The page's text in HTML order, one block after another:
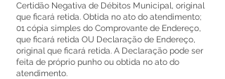
Certidão Negativa de Débitos Municipal, original
que ficará retida. Obtida no ato do atendimento;
01 cópia simples do Comprovante de Endereço,
que ficará retida OU Declaração de Endereço,
original que ficará retida. A Declaração pode ser
feita de próprio punho ou obtida no ato do
atendimento.